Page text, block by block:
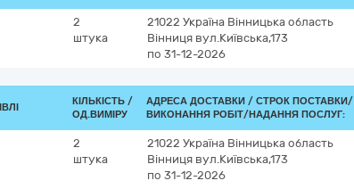
2
штука
21022 Україна Вінницька область
Вінниця вул.Київська,173
по 31-12-2026
КІЛЬКІСТЬ /
ОД.ВИМІРУ
АДРЕСА ДОСТАВКИ / СТРОК ПОСТАВКИ/
ВИКОНАННЯ РОБІТ/НАДАННЯ ПОСЛУГ:
2
штука
21022 Україна Вінницька область
Вінниця вул.Київська,173
по 31-12-2026